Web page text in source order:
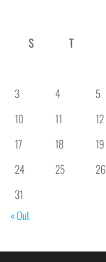
S
T
3
4 5
10
11 12
17
18 19
24
25 26
31
« Out